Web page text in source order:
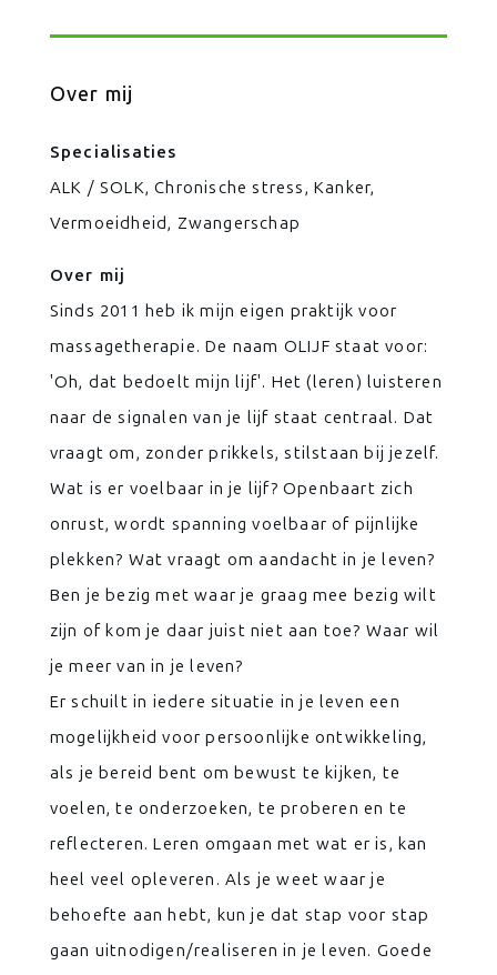
Over mij
Specialisaties
ALK / SOLK, Chronische stress, Kanker,
Vermoeidheid, Zwangerschap
Over mij
Sinds 2011 heb ik mijn eigen praktijk voor
massagetherapie. De naam OLIJF staat voor:
'Oh, dat bedoelt mijn lijf'. Het (leren) luisteren
naar de signalen van je lijf staat centraal. Dat
vraagt om, zonder prikkels, stilstaan bij jezelf.
Wat is er voelbaar in je lijf? Openbaart zich
onrust, wordt spanning voelbaar of pijnlijke
plekken? Wat vraagt om aandacht in je leven?
Ben je bezig met waar je graag mee bezig wilt
zijn of kom je daar juist niet aan toe? Waar wil
je meer van in je leven?
Er schuilt in iedere situatie in je leven een
mogelijkheid voor persoonlijke ontwikkeling,
als je bereid bent om bewust te kijken, te
voelen, te onderzoeken, te proberen en te
reflecteren. Leren omgaan met wat er is, kan
heel veel opleveren. Als je weet waar je
behoefte aan hebt, kun je dat stap voor stap
gaan uitnodigen/realiseren in je leven. Goede